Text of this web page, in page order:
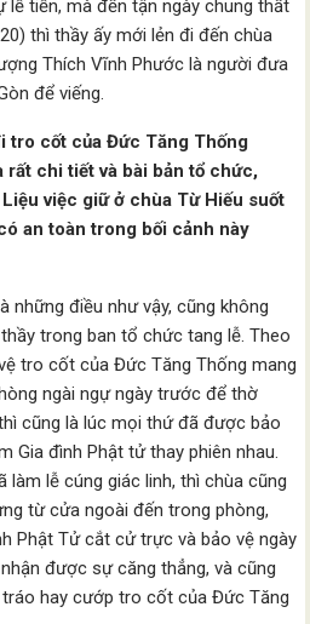
tiễn, mà đến tận ngày chung thất
thì thầy ấy mới lẻn đi đến chùa
Thích Vĩnh Phước là người đưa
để viếng.
tro cốt của Đức Tăng Thống
rất chi tiết và bài bản tổ chức,
việc giữ ở chùa Từ Hiếu suốt
an toàn trong bối cảnh này
điều như vậy, cũng không
trong ban tổ chức tang lễ. Theo
tro cốt của Đức Tăng Thống mang
ngài ngự ngày trước để thờ
cũng là lúc mọi thứ đã được bảo
Gia đình Phật tử thay phiên nhau.
làm lễ cúng giác linh, thì chùa cũng
từ cửa ngoài đến trong phòng,
Phật Tử cắt cử trực và bảo vệ ngày
được sự căng thẳng, và cũng
hay cướp tro cốt của Đức Tăng